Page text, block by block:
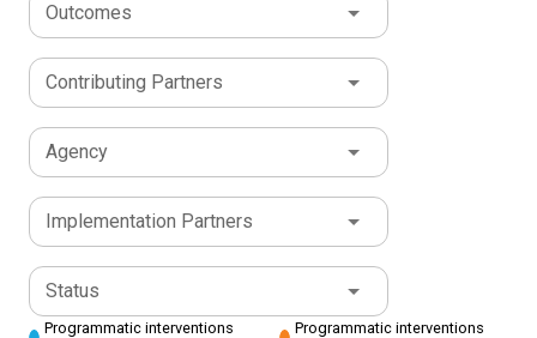
Outcomes
Contributing Partners
Agency
Implementation Partners
Status
Programmatic interventions Programmatic interventions